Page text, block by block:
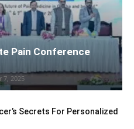
Pain Conference
7, 2025
Secrets For Personalized